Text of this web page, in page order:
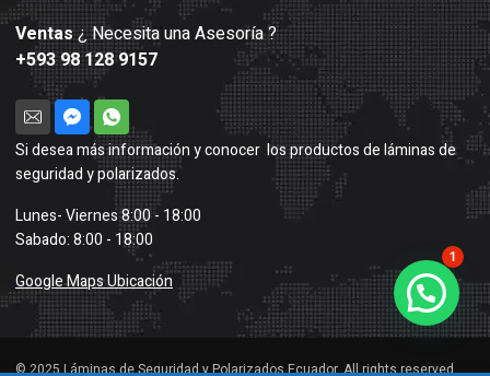
Ventas¿ Necesita una Asesoría ?
+593 98 128 9157
Si desea más información y conocer los productos de láminas de
seguridad y polarizados.
Lunes- Viernes 8:00 - 18:00
Sabado: 8:00 - 18:00
Google Maps Ubicación
© 2025 Láminas de Seguridad y Polarizados Ecuador. All rights reserved.
1